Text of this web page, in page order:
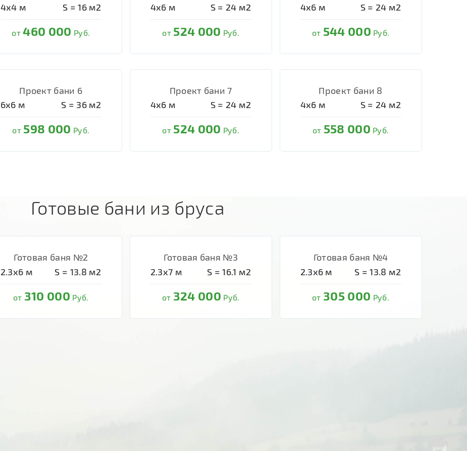
4х4 м S =16м2
от460 000 Руб.
4х6 м S = 24 м2
от 524 000 Руб.
4х6 м S = 24 м2
от 544 000 Руб.
Проект бани 6
6х6 м S = 36м2
от 598 000 Руб.
Проект бани 7
4х6 м S = 24 м2
от 524 000 Руб.
Проект бани 8
4х6 м S = 24 м2
от 558 000 Руб.
Готовые бани из бруса
Готовая баня №2
2.3х6 м S = 13.8 м2
от 310 000 Руб.
Готовая баня №3
2.3х7 м S =16.1 м2
от 324 000 Руб.
Готовая баня №4
2.3х6 м S =13.8 м2
от 305 000 Руб.